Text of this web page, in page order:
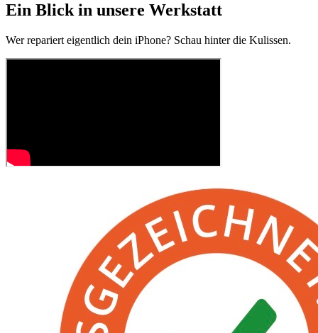
Ein Blick in unsere Werkstatt
Wer repariert eigentlich dein iPhone? Schau hinter die Kulissen.